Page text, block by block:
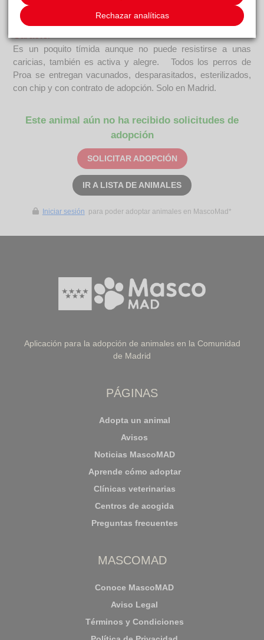
COMENTARIOS
Es un poquito tímida aunque no puede resistirse a unas
caricias, también es activa y alegre. Todos los perros de
Proa se entregan vacunados, desparasitados, esterilizados,
con chip y con contrato de adopción. Solo en Madrid.
Este animal aún no ha recibido solicitudes de
adopción
SOLICITAR ADOPCIÓN
IR A LISTA DE ANIMALES
Iniciar sesión para poder adoptar animales en MascoMad*
Aplicación para la adopción de animales en la Comunidad
de Madrid
PÁGINAS
Adopta un animal
Avisos
Noticias MascoMAD
Aprende cómo adoptar
Clínicas veterinarias
Centros de acogida
Preguntas frecuentes
MASCOMAD
Conoce MascoMAD
Aviso Legal
Términos y Condiciones
Rechazar analíticas